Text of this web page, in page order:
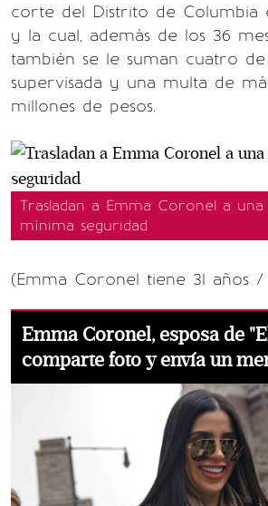
corte del Distrito de Columbia
y la cual, además de los 36
también se le suman cuatro
supervisada y una multa de
millones de pesos.
Trasladan a Emma Coronel a
mínima seguridad
(Emma Coronel tiene 31 años
Emma Coronel, esposa de
comparte foto y envía un